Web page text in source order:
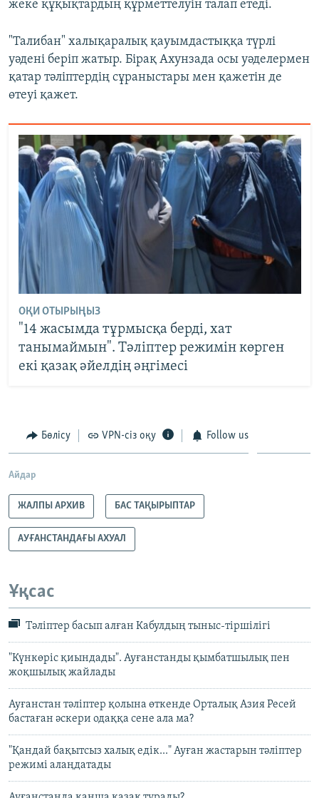
жеке құқықтардың құрметтелуін талап етеді.
"Талибан" халықаралық қауымдастыққа түрлі
уәдені беріп жатыр. Бірақ Ахунзада осы уәделермен
қатар тәліптердің сұраныстары мен қажетін де
өтеуі қажет.
ОҚИ ОТЫРЫҢЫЗ
"14 жасымда тұрмысқа берді, хат
танымаймын". Тәліптер режимін көрген
екі қазақ әйелдің әңгімесі
Бөлісу VPN-сіз оқу Follow us
Айдар
ЖАЛПЫ АРХИВ БАС ТАҚЫРЫПТАР
АУҒАНСТАНДАҒЫ АХУАЛ
Ұқсас
Тәліптер басып алған Кабулдың тыныс-тіршілігі
"Күнкөріс қиындады". Ауғанстанды қымбатшылық пен
жоқшылық жайлады
Ауғанстан тәліптер қолына өткенде Орталық Азия Ресей
бастаған әскери одаққа сене ала ма?
"Қандай бақытсыз халық едік..." Ауған жастарын тәліптер
режимі алаңдатады